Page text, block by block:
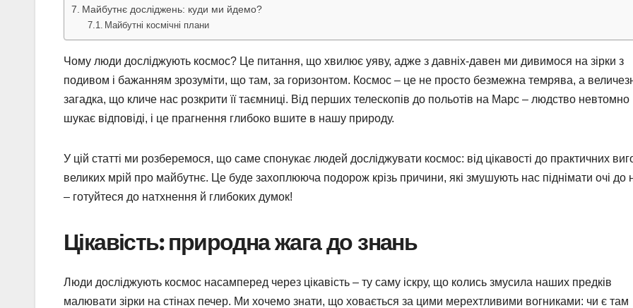
Майбутнє досліджень: куди ми йдемо?
Майбутні космічні плани
Чому люди досліджують космос? Це питання, що хвилює уяву, адже з давніх-давен ми дивимося на зірки з
подивом і бажанням зрозуміти, що там, за горизонтом. Космос – це не просто безмежна темрява, а
загадка, що кличе нас розкрити її таємниці. Від перших телескопів до польотів на Марс – людство невтомно
шукає відповіді, і це прагнення глибоко вшите в нашу природу.
У цій статті ми розберемося, що саме спонукає людей досліджувати космос: від цікавості до практичних
великих мрій про майбутнє. Це буде захоплююча подорож крізь причини, які змушують нас піднімати очі до
– готуйтеся до натхнення й глибоких думок!
Цікавість: природна жага до знань
Люди досліджують космос насамперед через цікавість – ту саму іскру, що колись змусила наших предків
малювати зірки на стінах печер. Ми хочемо знати, що ховається за цими мерехтливими вогниками: чи є там